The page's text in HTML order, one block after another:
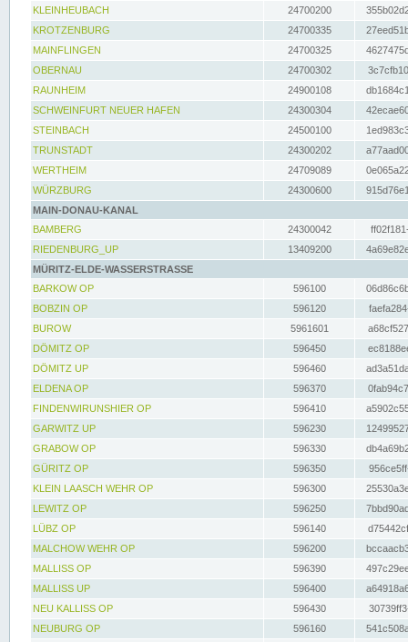
KLEINHEUBACH 24700200
KROTZENBURG
24700335
MAINFLINGEN
24700325
OBERNAU
24700302
RAUNHEIM
24900108
SCHWEINFURT NEUER HAFEN
24300304
STEINBACH
24500100
TRUNSTADT
24300202
WERTHEIM
24709089
WÜRZBURG
24300600
MAIN-DONAU-KANAL
BAMBERG
24300042
RIEDENBURG_UP
13409200
MÜRITZ-ELDE-WASSERSTRASSE
BARKOW OP
596100
BOBZIN OP
596120
BUROW
5961601
DÖMITZ OP
596450
DÖMITZ UP
596460
ELDENA OP
596370
FINDENWIRUNSHIER OP
596410
GARWITZ UP
596230
GRABOW OP
596330
GÜRITZ OP
596350
KLEIN LAASCH WEHR OP
596300
LEWITZ OP
596250
LÜBZ OP
596140
MALCHOW WEHR OP
596200
MALLISS OP
596390
MALLISS UP
596400
NEU KALLISS OP
596430
NEUBURG OP
596160